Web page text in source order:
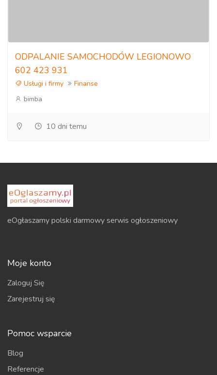
ODPALANIE SAMOCHODÓW LEGIONOWO
602 423 931
Usługi i firmy
Finanse
bimba
10 dni temu
eOgłaszamy polski darmowy serwis ogłoszeniowy
Moje konto
Zaloguj Się
Zarejestruj się
Pomoc wsparcie
Blog
Referencje